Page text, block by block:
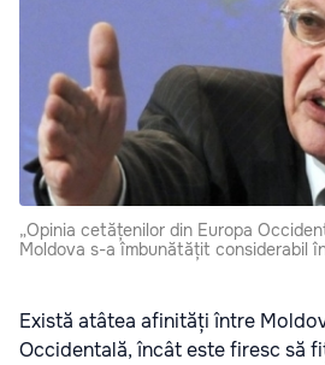
„Opinia cetățenilor din Europa
Moldova s-a îmbunătățit considerabil
Există atâtea afinități între
Occidentală, încât este firesc să